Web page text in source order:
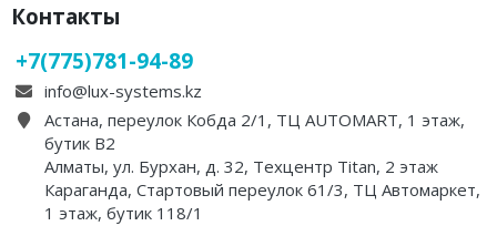
Контакты
+7(775)781-94-89
info@lux-systems.kz
Астана, переулок Кобда 2/1, ТЦ AUTOMART, 1 этаж,
бутик B2
Алматы, ул. Бурхан, д. 32, Техцентр Titan, 2 этаж
Караганда, Стартовый переулок 61/3, ТЦ Автомаркет,
1 этаж, бутик 118/1